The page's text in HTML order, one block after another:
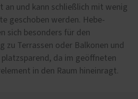
an und kann schließlich mit wenig
geschoben werden. Hebe-
sich besonders für den
zu Terrassen oder Balkonen und
da im geöffneten
in den Raum hineinragt.